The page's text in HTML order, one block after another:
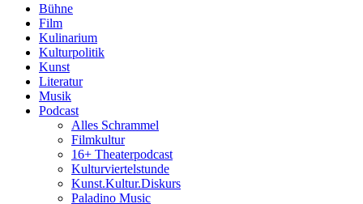
Bühne
Film
Kulinarium
Kulturpolitik
Kunst
Literatur
Musik
Podcast
Alles Schrammel
Filmkultur
16+ Theaterpodcast
Kulturviertelstunde
Kunst.Kultur.Diskurs
Paladino Music